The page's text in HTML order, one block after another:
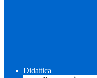
Didattica